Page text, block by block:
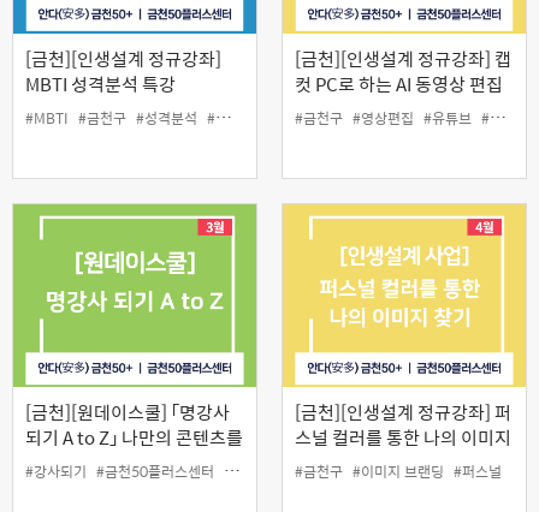
[금천][인생설계 정규강좌]
MBTI 성격분석 특강
#MBTI #금천구 #성격분석 #중장년
[금천][인생설계 정규강좌] 캡
컷 PC로 하는 AI 동영상 편집
#금천구 #영상편집 #유튜브 #중장년
[금천][원데이스쿨] 「명강사
되기 A to Z」 나만의 콘텐츠를
가지고 강사로 나아가자!
#강사되기 #금천50플러스센터 #금천구 #원데이스쿨 #초보강사
[금천][인생설계 정규강좌] 퍼
스널 컬러를 통한 나의 이미지
찾기
#금천구 #이미지 브랜딩 #퍼스널